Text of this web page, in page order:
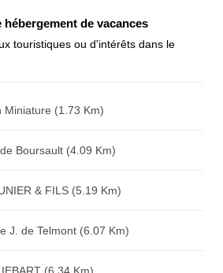
7x4 (en
de vacances
touristiques ou d'intérêts dans le
Miniature (1.73 Km)
Boursault (4.09 Km)
& FILS (5.19 Km)
J. de Telmont (6.07 Km)